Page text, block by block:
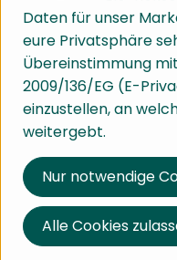
Info
ca.560g feine Salami
Nährwert-Info
Daten für unser
eure Privatsphäre
Übereinstimmung
2009/136/EG (E-
einzustellen, an
weitergebt.
Nur notwendige
Alle Cookies